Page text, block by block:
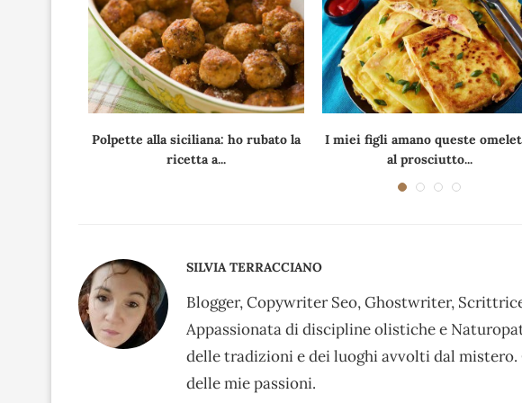
Polpette alla siciliana: ho rubato la
ricetta a...
I miei figli amano queste
al prosciutto...
SILVIA TERRACCIANO
Blogger, Copywriter Seo, Ghostwriter,
Appassionata di discipline olistiche e
delle tradizioni e dei luoghi avvolti dal
delle mie passioni.